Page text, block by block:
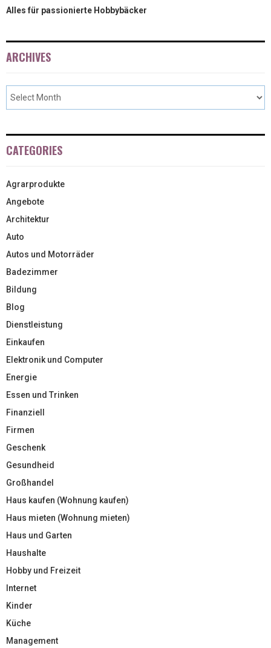
Alles für passionierte Hobbybäcker
ARCHIVES
CATEGORIES
Agrarprodukte
Angebote
Architektur
Auto
Autos und Motorräder
Badezimmer
Bildung
Blog
Dienstleistung
Einkaufen
Elektronik und Computer
Energie
Essen und Trinken
Finanziell
Firmen
Geschenk
Gesundheid
Großhandel
Haus kaufen (Wohnung kaufen)
Haus mieten (Wohnung mieten)
Haus und Garten
Haushalte
Hobby und Freizeit
Internet
Kinder
Küche
Management